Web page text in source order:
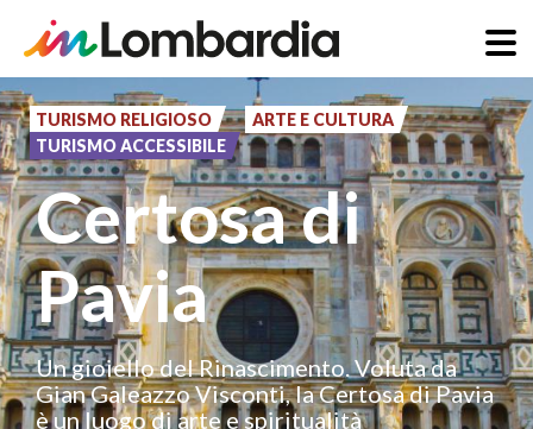
Salta
al
contenuto
principale
TURISMO RELIGIOSO
ARTE E CULTURA
TURISMO ACCESSIBILE
Certosa di
Pavia
Un gioiello del Rinascimento. Voluta da
Gian Galeazzo Visconti, la Certosa di Pavia
è un luogo di arte e spiritualità